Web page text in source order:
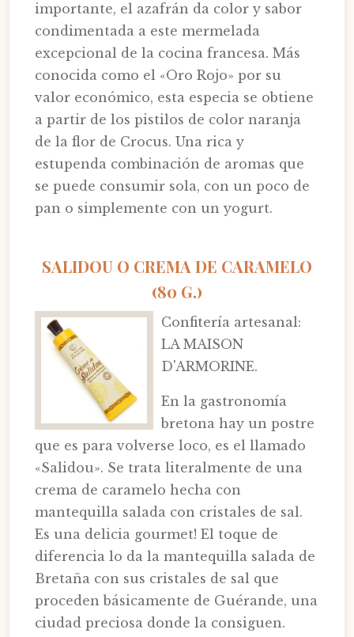
importante, el azafrán da color y sabor
condimentada a este mermelada
excepcional de la cocina francesa. Más
conocida como el «Oro Rojo» por su
valor económico, esta especia se obtiene
a partir de los pistilos de color naranja
de la flor de Crocus. Una rica y
estupenda combinación de aromas que
se puede consumir sola, con un poco de
pan o simplemente con un yogurt.
SALIDOU O CREMA DE CARAMELO
(80 G.)
Confitería artesanal:
LA MAISON
D'ARMORINE.
En la gastronomía
bretona hay un postre
que es para volverse loco, es el llamado
«Salidou». Se trata literalmente de una
crema de caramelo hecha con
mantequilla salada con cristales de sal.
Es una delicia gourmet! El toque de
diferencia lo da la mantequilla salada de
Bretaña con sus cristales de sal que
proceden básicamente de Guérande, una
ciudad preciosa donde la consiguen.